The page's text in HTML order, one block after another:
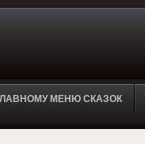
МЕНЮ СКАЗОК